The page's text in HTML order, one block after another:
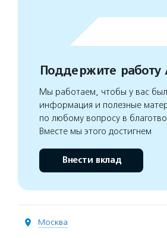
Поддержите работу
Мы работаем, чтобы у вас
информация и полезные
по любому вопросу в
Вместе мы этого достигнем
Внести вклад
Москва